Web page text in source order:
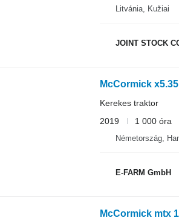
Litvánia, Kužiai
JOINT STOCK
McCormick x5.35
Kerekes traktor
2019
1 000 óra
Németország,
E-FARM GmbH
McCormick mtx